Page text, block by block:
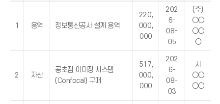
1 용역 정보통신공사 설계 용역
220,
000,
000
202
6-
08-
05
(주)
○○
○○
○
2 자산
공초점 이미징 시스템
(Confocal) 구매
517,
000,
000
202
6-
08-
03
시
○○
○○